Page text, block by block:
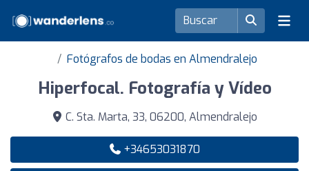
Fotógrafos de bodas en Almendralejo
Hiperfocal. Fotografía y Vídeo
C. Sta. Marta, 33, 06200, Almendralejo
+34653031870